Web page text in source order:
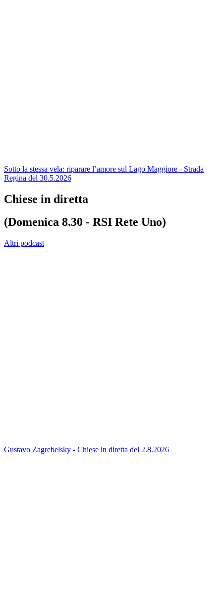
Sotto la stessa vela: riparare l’amore sul Lago Maggiore - Strada
Regina del 30.5.2026
Chiese in diretta
(Domenica 8.30 - RSI Rete Uno)
Altri podcast
Gustavo Zagrebelsky - Chiese in diretta del 2.8.2026